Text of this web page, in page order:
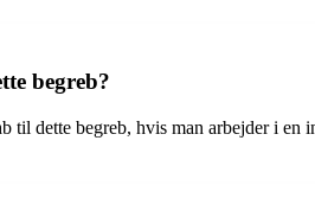
begreb?
til dette begreb, hvis man arbejder i en